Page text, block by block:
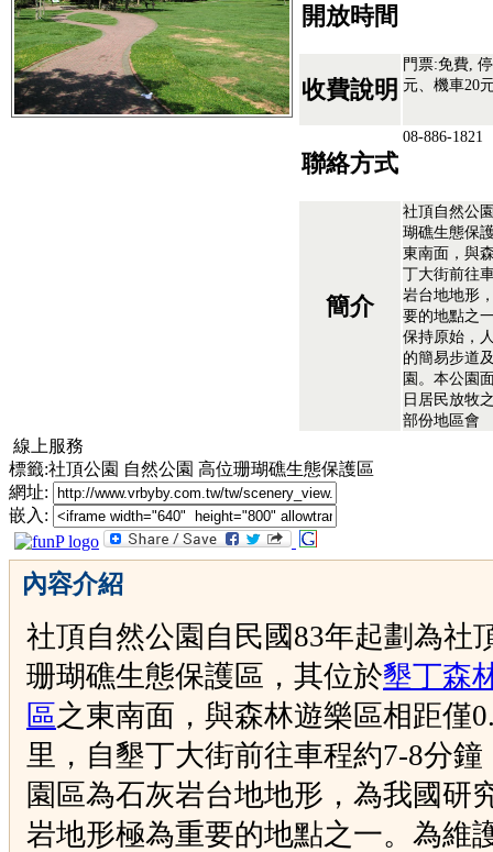
開放時間
收費說明
門票:免費,
元、機車20
聯絡方式
08-886-1821
簡介
社頂自然公
瑚礁生態保
東南面，與
丁大街前往
岩台地地形
要的地點之
保持原始，
的簡易步道
園。本公園
日居民放牧
部份地區會
線上服務
標籤:社頂公園 自然公園 高位珊瑚礁生態保護區
網址:
嵌入:
內容介紹
社頂自然公園自民國83年起劃為社
珊瑚礁生態保護區，其位於墾丁森
區之東南面，與森林遊樂區相距僅
里，自墾丁大街前往車程約7-8分鐘
園區為石灰岩台地地形，為我國研
岩地形極為重要的地點之一。為維